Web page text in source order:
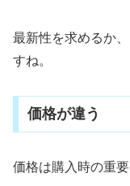
最新性を求めるか
すね。
価格が違う
価格は購入時の重要